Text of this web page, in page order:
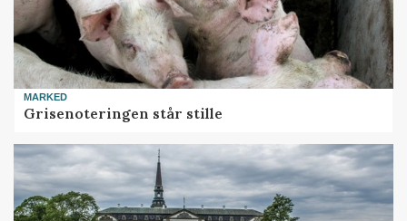
MARKED
Grisenoteringen står stille